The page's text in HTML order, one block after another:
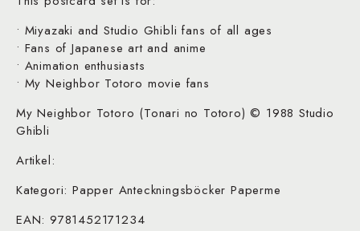
• Miyazaki and Studio Ghibli fans of all ages
• Fans of Japanese art and anime
• Animation enthusiasts
• My Neighbor Totoro movie fans
My Neighbor Totoro (Tonari no Totoro) © 1988 Studio
Ghibli
Artikel:
Kategori: Papper Anteckningsböcker Paperme
EAN: 9781452171234